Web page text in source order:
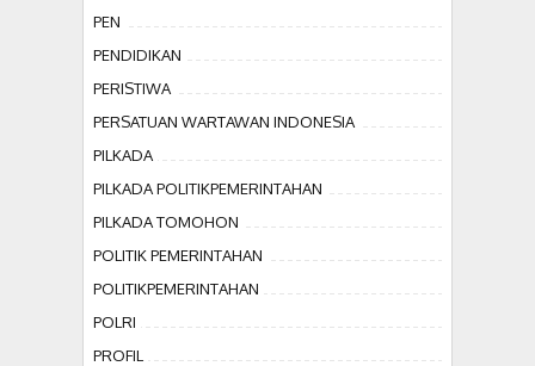
PEN
PENDIDIKAN
PERISTIWA
PERSATUAN WARTAWAN INDONESIA
PILKADA
PILKADA POLITIKPEMERINTAHAN
PILKADA TOMOHON
POLITIK PEMERINTAHAN
POLITIKPEMERINTAHAN
POLRI
PROFIL